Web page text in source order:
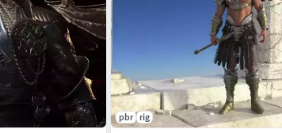
ou UnityAnimations de
et de la fantasy orientaleNote
Il ne s’agit pas d’un produit
pbr rig